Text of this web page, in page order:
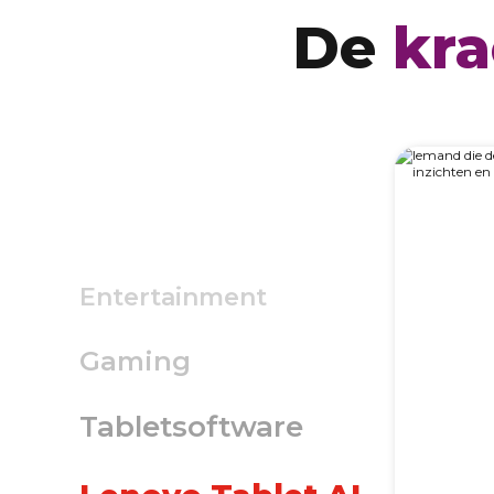
De
Gaming
Tabletsoftware
Lenovo Tablet AI